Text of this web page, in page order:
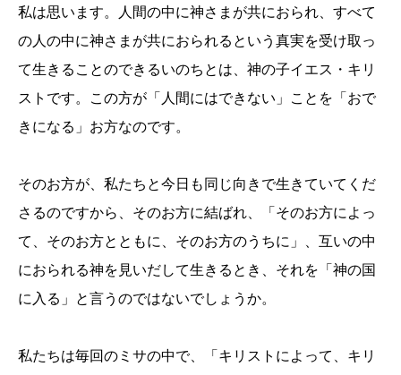
私は思います。人間の中に神さまが共におられ、すべて
の人の中に神さまが共におられるという真実を受け取っ
て生きることのできるいのちとは、神の子イエス・キリ
ストです。この方が「人間にはできない」ことを「おで
きになる」お方なのです。
そのお方が、私たちと今日も同じ向きで生きていてくだ
さるのですから、そのお方に結ばれ、「そのお方によっ
て、そのお方とともに、そのお方のうちに」、互いの中
におられる神を見いだして生きるとき、それを「神の国
に入る」と言うのではないでしょうか。
私たちは毎回のミサの中で、「キリストによって、キリ